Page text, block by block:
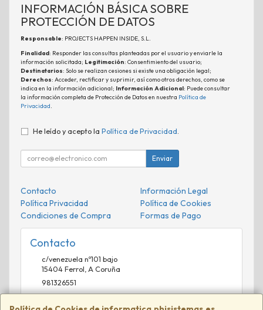
INFORMACIÓN BÁSICA SOBRE
PROTECCIÓN DE DATOS
Responsable: PROJECTS HAPPEN INSIDE, S.L.
Finalidad: Responder las consultas planteadas por el usuario y enviarle la
información solicitada; Legitimación: Consentimiento del usuario;
Destinatarios: Solo se realizan cesiones si existe una obligación legal;
Derechos: Acceder, rectificar y suprimir, así como otros derechos, como se
indica en la información adicional; Información Adicional: Puede consultar
la información completa de Protección de Datos en nuestra Política de
Privacidad.
He leído y acepto la Política de Privacidad
Enviar
Contacto
Información Legal
Política Privacidad
Política de Cookies
Condiciones de Compra
Formas de Pago
Contacto
c/venezuela nº101 bajo
15404Ferrol A Coruña
981326551
comercial@phisistemas.es